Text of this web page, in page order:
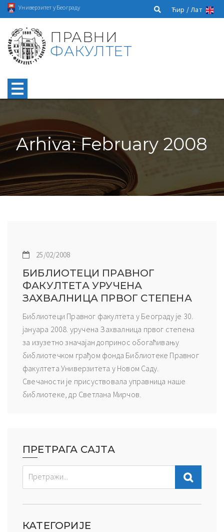
Универзитет у Београду Ћир /Лат
ПРАВНИ
ФАКУЛТЕТ
Arhiva: February 2008
25/02/2008
БИБЛИОТЕЦИ ПРАВНОГ
ФАКУЛТЕТА УРУЧЕНА
ЗАХВАЛНИЦА ПРВОГ СТЕПЕНА
Библиотеци Правног факултета у Београду је 30.
јануара 2008. уручена Захвалница првог степена
за изузетно значајан допринос обогаћивању
библиотечком грађом фонда Библиотеке Правног
факултета Универзитета у Новом Саду.
Свечаности је присуствовала управница наше
библиотеке, др Светлана Мирчов.
ПРЕТРАГА САЈТА
КАТЕГОРИЈЕ